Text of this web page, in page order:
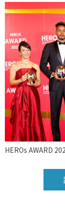
HEROs AWARD